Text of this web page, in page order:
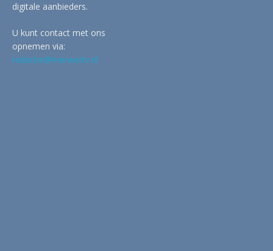
digitale aanbieders.
U kunt contact met ons
opnemen via:
redactie@merwertv.nl